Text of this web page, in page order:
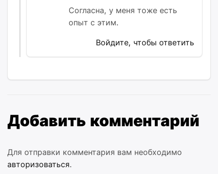
Согласна, у меня тоже есть
опыт с этим.
Войдите, чтобы ответить
Добавить комментарий
Для отправки комментария вам необходимо
авторизоваться.